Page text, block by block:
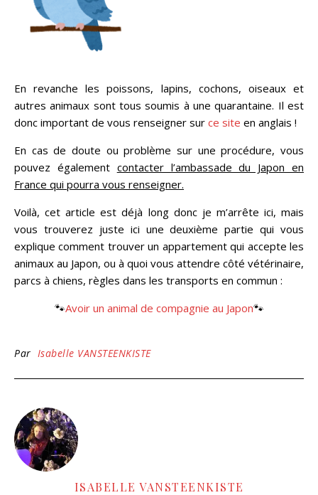
En revanche les poissons, lapins, cochons, oiseaux et
autres animaux sont tous soumis à une quarantaine. Il est
donc important de vous renseigner sur ce site en anglais !
En cas de doute ou problème sur une procédure, vous
pouvez également contacter l’ambassade du Japon en
France qui pourra vous renseigner.
Voilà, cet article est déjà long donc je m’arrête ici, mais
vous trouverez juste ici une deuxième partie qui vous
explique comment trouver un appartement qui accepte les
animaux au Japon, ou à quoi vous attendre côté vétérinaire,
parcs à chiens, règles dans les transports en commun :
🐾Avoir un animal de compagnie au Japon🐾
Par Isabelle VANSTEENKISTE
ISABELLE VANSTEENKISTE